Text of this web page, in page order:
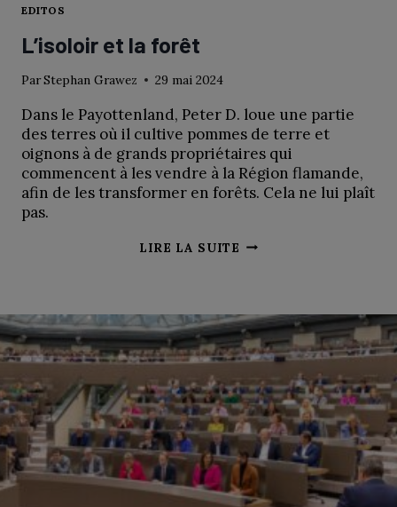
EDITOS
L’isoloir et la forêt
ParStephan Grawez 29 mai 2024
Dans le Payottenland, Peter D. loue une partie
des terres où il cultive pommes de terre et
oignons à de grands propriétaires qui
commencent à les vendre à la Région flamande,
afin de les transformer en forêts. Cela ne lui plaît
pas.
LIRE LA SUITE L’ISOLOIR